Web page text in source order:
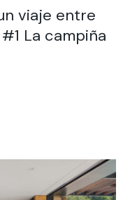
viaje entre
La campiña